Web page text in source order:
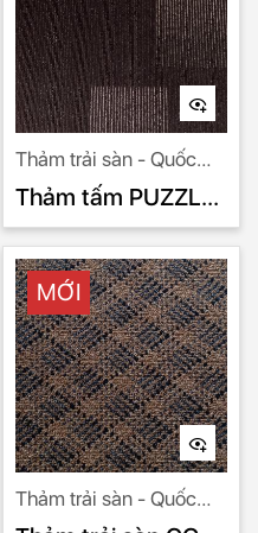
Thảm trải sàn - Quốc
Minh nhà nhập khẩu uy
Thảm tấm PUZZLE
PU 997
MỚI
Thảm trải sàn - Quốc
Minh nhà nhập khẩu uy